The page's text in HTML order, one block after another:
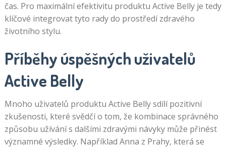
čas. Pro maximální efektivitu produktu Active Belly je tedy
klíčové integrovat tyto rady do prostředí zdravého
životního stylu.
Příběhy úspěšných uživatelů
Active Belly
Mnoho uživatelů produktu Active Belly sdílí pozitivní
zkušenosti, které svědčí o tom, že kombinace správného
způsobu užívání s dalšími zdravými návyky může přinést
významné výsledky. Například Anna z Prahy, která se